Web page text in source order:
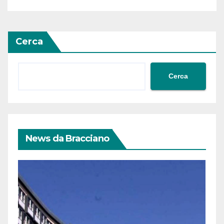
Cerca
Cerca
News da Bracciano